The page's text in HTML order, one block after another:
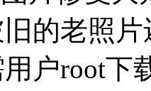
的老照
户root下